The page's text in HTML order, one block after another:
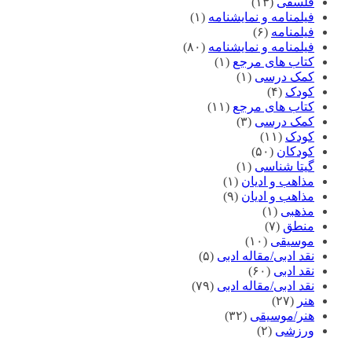
فیلمنامه و نمایشنامه (۱)
فیلمنامه (۶)
فیلمنامه و نمایشنامه (۸۰)
کتاب های مرجع (۱)
کمک درسی (۱)
کودک (۴)
کتاب های مرجع (۱۱)
کمک درسی (۳)
کودک (۱۱)
کودکان (۵۰)
گیتا شناسی (۱)
مذاهب و ادیان (۱)
مذاهب و ادیان (۹)
مذهبی (۱)
منطق (۷)
موسیقی (۱۰)
نقد ادبی/مقاله ادبی (۵)
نقد ادبی (۶۰)
نقد ادبی/مقاله ادبی (۷۹)
هنر (۲۷)
هنر/موسیقی (۳۲)
ورزشی (۲)